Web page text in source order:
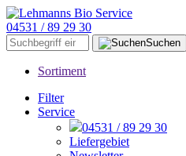
04531 / 89 29 30
Suchen
Sortiment
Filter
Service
04531 / 89 29 30
Liefergebiet